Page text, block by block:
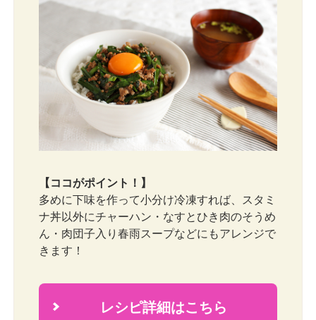
【ココがポイント！】
多めに下味を作って小分け冷凍すれば、スタミ
ナ丼以外にチャーハン・なすとひき肉のそうめ
ん・肉団子入り春雨スープなどにもアレンジで
きます！
2 レシピ詳細はこちら